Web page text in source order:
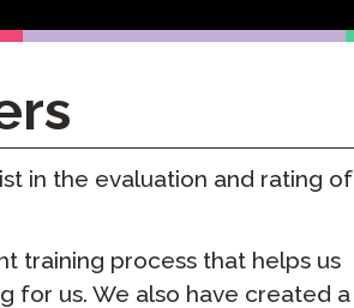
Clever
Ellevation
클레버 온보딩
수
in the evaluation and rating of
training process that helps us
for us. We also have created a